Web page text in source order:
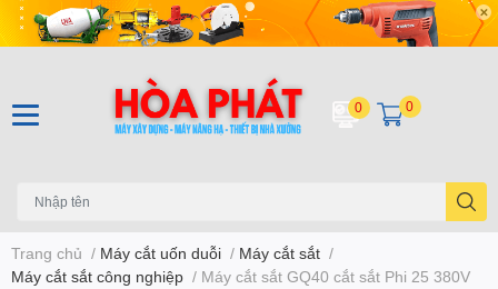
0 0
Trang chủ / Máy cắt uốn duỗi / Máy cắt sắt /
Máy cắt sắt công nghiệp / Máy cắt sắt GQ40 cắt sắt Phi 25 380V